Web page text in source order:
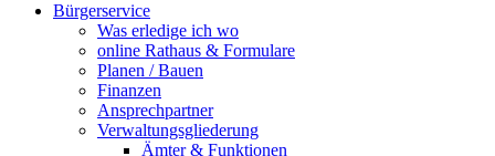
Bürgerservice
Was erledige ich wo
online Rathaus & Formulare
Planen / Bauen
Finanzen
Ansprechpartner
Verwaltungsgliederung
Ämter & Funktionen